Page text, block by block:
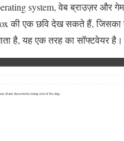
system, वेब ब्राउज़र और
की एक छवि देख सकते हैं, जिसका
है, यह एक तरह का सॉफ्टवेयर है।